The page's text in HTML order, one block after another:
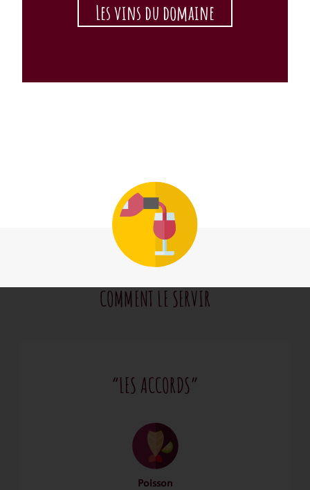
Les vins du domaine
COMMENT LE SERVIR
“LES ACCORDS”
Poisson